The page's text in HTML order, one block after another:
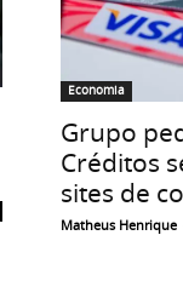
Economia
Grupo
Créditos
sites de
Matheus Henrique